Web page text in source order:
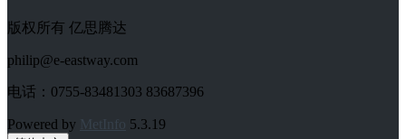
版权所有 亿思腾达
philip@e-eastway.com
电话：0755-83481303 83687396
Powered by MetInfo 5.3.19